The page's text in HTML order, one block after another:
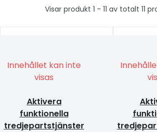
Visar produkt 1 - 11 av totalt 11
Innehållet kan inte
visas
Aktivera
funktionella
tredjepartstjänster